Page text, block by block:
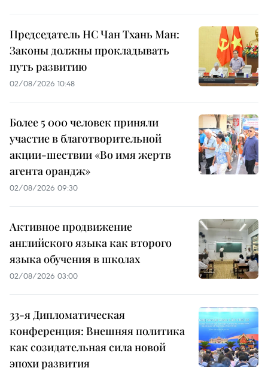
Председатель НС Чан Тхань Ман:
Законы должны прокладывать
путь развитию
02/08/2026 10:48
Более 5 000 человек приняли
участие в благотворительной
акции-шествии «Во имя жертв
агента орандж»
02/08/2026 09:30
Активное продвижение
английского языка как второго
языка обучения в школах
02/08/2026 03:00
33-я Дипломатическая
конференция: Внешняя политика
как созидательная сила новой
эпохи развития